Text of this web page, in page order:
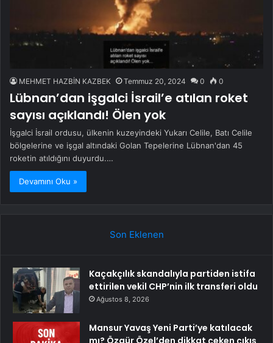
MEHMET HAZBİN KAZBEK Temmuz 20, 2024 0 0
Lübnan’dan işgalci İsrail’e atılan roket
sayısı açıklandı! Ölen yok
İşgalci İsrail ordusu, ülkenin kuzeyindeki Yukarı Celile, Batı Celile
bölgelerine ve işgal altındaki Golan Tepelerine Lübnan'dan 45
roketin atıldığını duyurdu.…
Devamını Oku »
Son Eklenen
Kaçakçılık skandalıyla partiden istifa
ettirilen vekil CHP’nin ilk transferi oldu
Ağustos 8, 2026
Mansur Yavaş Yeni Parti’ye katılacak